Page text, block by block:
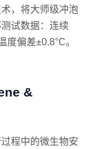
，将大师级冲泡
试数据：连续
偏差±0.8°C。
&
程中的微生物安